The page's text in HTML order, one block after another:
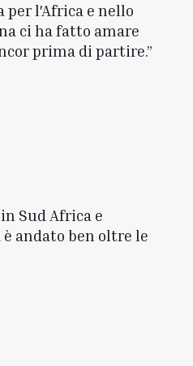
per l'Africa e nello
ci ha fatto amare
prima di partire.
Sud Africa e
andato ben oltre le